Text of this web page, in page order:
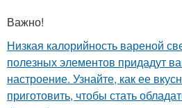
Важно!
Низкая калорийность вареной
полезных элементов придадут
настроение. Узнайте, как ее
приготовить, чтобы стать